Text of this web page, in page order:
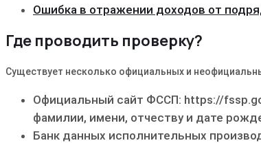
Ошибка в отражении доходов от
Где проводить проверку?
Существует несколько официальных и
Официальный сайт ФССП: https://
фамилии, имени, отчеству и дате
Банк данных исполнительных